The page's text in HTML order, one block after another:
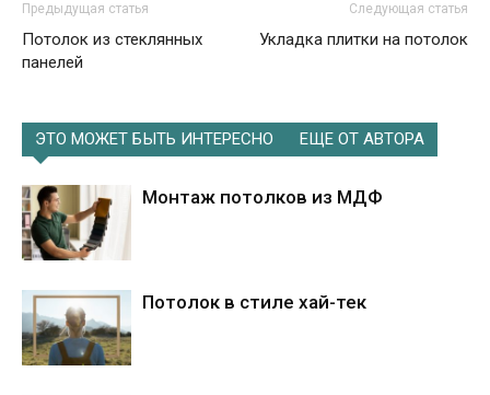
Предыдущая статья
Потолок из стеклянных
панелей
Следующая статья
Укладка плитки на потолок
ЭТО МОЖЕТ БЫТЬ ИНТЕРЕСНО ЕЩЕ ОТ АВТОРА
Монтаж потолков из МДФ
Потолок в стиле хай-тек